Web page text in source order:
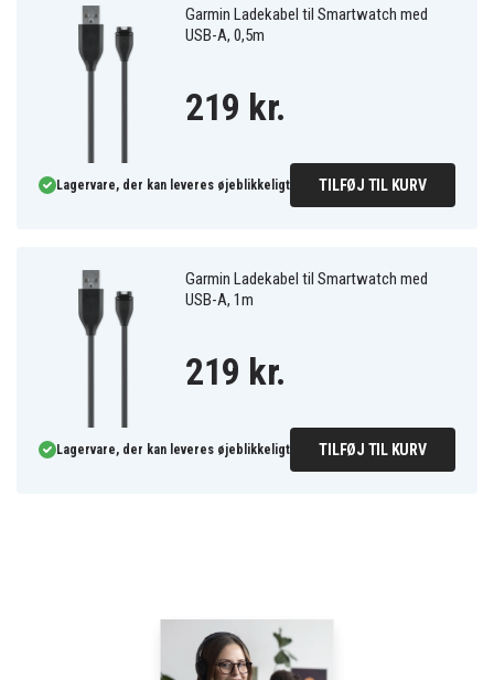
Garmin Ladekabel til Smartwatch med
USB-A, 0,5m
219 kr.
Lagervare, der kan leveres øjeblikkeligt TILFØJ TIL KURV
Garmin Ladekabel til Smartwatch med
USB-A, 1m
219 kr.
Lagervare, der kan leveres øjeblikkeligt TILFØJ TIL KURV